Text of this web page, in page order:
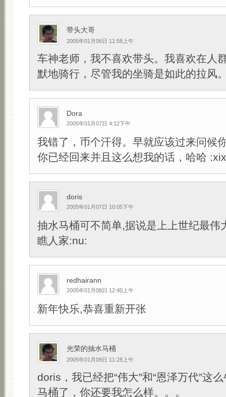
带头大哥
2005年01月06日 11:58上午
车神老师，我不喜欢带头。我喜欢在人
默地骑行，尽管我的坐骑是如此的拉风
Dora
2005年01月07日 4:12下午
我错了，币个汗得。早就应该过来问候
你已经回来并且这么想我的话，哈哈
doris
2005年01月07日 10:05下午
抽水马桶可不简单,据说是上上世纪最伟
瞧人家:nu:
redhairann
2005年01月08日 12:40上午
新年快乐,恭喜重新开张
光荣的抽水马桶
2005年01月09日 11:28上午
doris，我已经把“伟大”和“恩泽万代”这
马桶了，你还要我怎么样。。。